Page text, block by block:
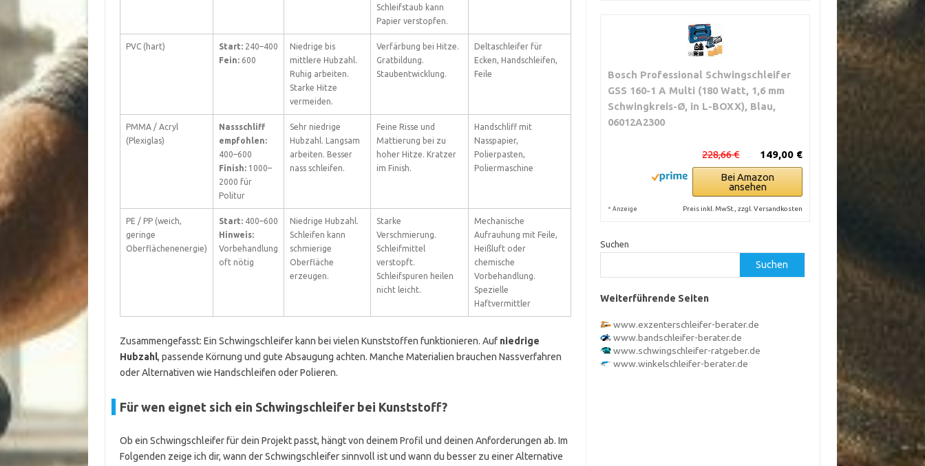
Schleifstaub kann
Papier verstopfen.
PVC (hart) Start:240–400
Fein:600
Niedrige bis
mittlere Hubzahl.
Ruhig arbeiten.
Starke Hitze
vermeiden.
Verfärbung bei Hitze.
Gratbildung.
Staubentwicklung.
Deltaschleifer für
Ecken, Handschleifen,
Feile
PMMA / Acryl
(Plexiglas)
Nassschliff
empfohlen:
400–600
Finish:1000–
2000 für
Politur
Sehr niedrige
Hubzahl. Langsam
arbeiten. Besser
nass schleifen.
Feine Risse und
Mattierung bei zu
hoher Hitze. Kratzer
im Finish.
Handschliff mit
Nasspapier,
Polierpasten,
Poliermaschine
PE / PP (weich,
geringe
Oberflächenenergie)
Start:400–600
Hinweis:
Vorbehandlung
oft nötig
Niedrige Hubzahl.
Schleifen kann
schmierige
Oberfläche
erzeugen.
Starke
Verschmierung.
Schleifmittel
verstopft.
Schleifspuren heilen
nicht leicht.
Mechanische
Aufrauhung mit Feile,
Heißluft oder
chemische
Vorbehandlung.
Spezielle
Haftvermittler
Zusammengefasst: Ein Schwingschleifer kann bei vielen Kunststoffen funktionieren. Auf niedrige
Hubzahl, passende Körnung und gute Absaugung achten. Manche Materialien brauchen Nassverfahren
oder Alternativen wie Handschleifen oder Polieren.
Für wen eignet sich ein Schwingschleifer bei Kunststoff?
Ob ein Schwingschleifer für dein Projekt passt, hängt von deinem Profil und deinen Anforderungen ab. Im
Folgenden zeige ich dir, wann der Schwingschleifer sinnvoll ist und wann du besser zu einer Alternative
Bosch Professional Schwingschleifer
GSS 160-1 A Multi (180 Watt, 1,6 mm
Schwingkreis-Ø, in L-BOXX), Blau,
06012A2300
149,00 €
228,66 €
Bei Amazon
ansehen
* Anzeige Preis inkl. MwSt., zzgl. Versandkosten
Suchen
Suchen
Weiterführende Seiten
www.exzenterschleifer-berater.de
www.bandschleifer-berater.de
www.schwingschleifer-ratgeber.de
www.winkelschleifer-berater.de